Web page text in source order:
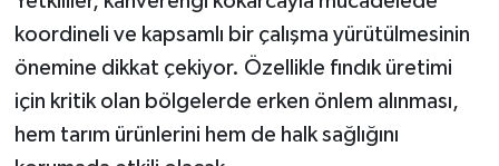
koordineli ve kapsamlı bir çalışma yürütülmesinin
önemine dikkat çekiyor. Özellikle fındık üretimi
için kritik olan bölgelerde erken önlem alınması,
hem tarım ürünlerini hem de halk sağlığını